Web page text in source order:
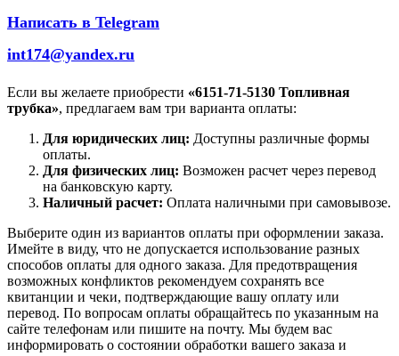
Написать в Telegram
int174@yandex.ru
Если вы желаете приобрести «6151-71-5130 Топливная
трубка», предлагаем вам три варианта оплаты:
Для юридических лиц: Доступны различные формы
оплаты.
Для физических лиц: Возможен расчет через перевод
на банковскую карту.
Наличный расчет: Оплата наличными при самовывозе.
Выберите один из вариантов оплаты при оформлении заказа.
Имейте в виду, что не допускается использование разных
способов оплаты для одного заказа. Для предотвращения
возможных конфликтов рекомендуем сохранять все
квитанции и чеки, подтверждающие вашу оплату или
перевод. По вопросам оплаты обращайтесь по указанным на
сайте телефонам или пишите на почту. Мы будем вас
информировать о состоянии обработки вашего заказа и